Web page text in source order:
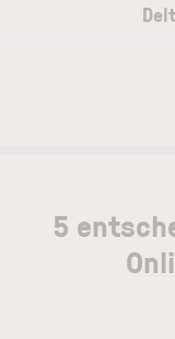
5